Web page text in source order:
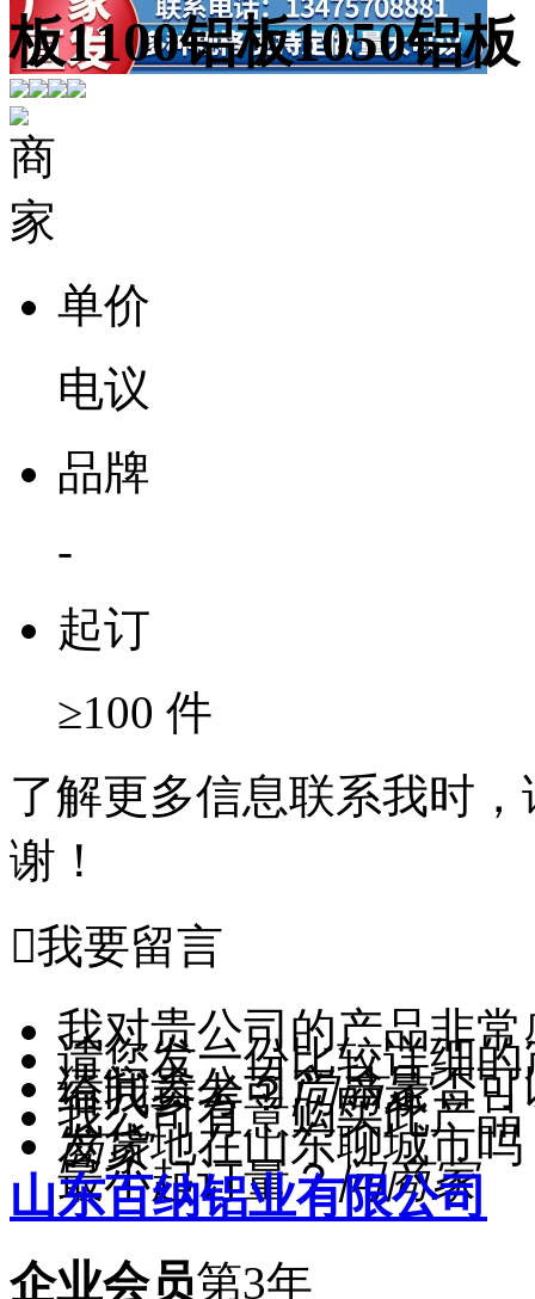
板1100铝板1050铝板
单价
电议
品牌
-
起订
≥100 件
了解更多信息联系我时
谢！
我要留言
我对贵公司的产品非
给我参考？问商家
请您发一份比较详细
请问贵公司产品是否
商家
我公司有意购买此产
最小起订量？问商家
发货地在山东聊城市吗
山东百纳铝业有限公司
企业会员第3年